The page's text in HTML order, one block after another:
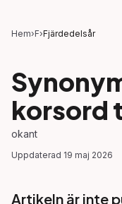
Hem›F›Fjärdedelsår
korsord
okant
Uppdaterad 19 maj 2026
Artikeln är inte